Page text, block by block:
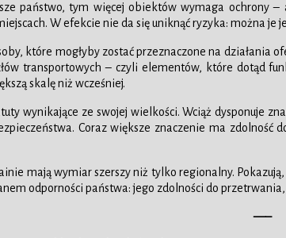
państwo, tym więcej obiektów wymaga ochrony
W efekcie nie da się uniknąć ryzyka: można je
które mogłyby zostać przeznaczone na
transportowych – czyli elementów, które dotąd
skalę niż wcześniej.
wynikające ze swojej wielkości. Wciąż dysponuje
Coraz większe znaczenie ma
mają wymiar szerszy niż tylko regionalny.
odporności państwa: jego zdolności do
—–